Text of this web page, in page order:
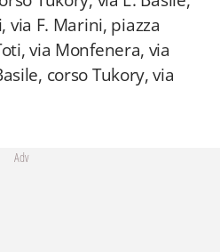
via F. Marini, piazza
via Monfenera, via
corso Tukory, via
Adv